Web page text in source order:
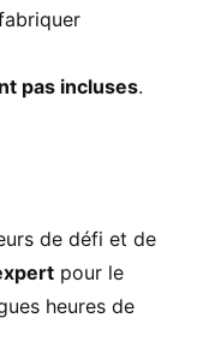
pas incluses.
de défi et de
pour le
heures de